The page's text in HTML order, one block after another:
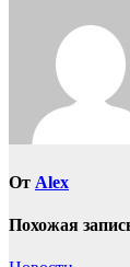
От Alex
Похожая